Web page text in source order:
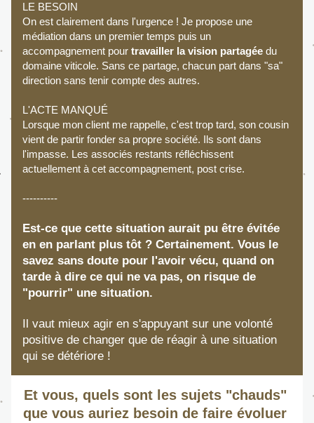
LE BESOIN
On est clairement dans l'urgence ! Je propose une
médiation dans un premier temps puis un
accompagnement pour travailler la vision partagée du
domaine viticole. Sans ce partage, chacun part dans "sa"
direction sans tenir compte des autres.
L'ACTE MANQUÉ
Lorsque mon client me rappelle, c'est trop tard, son cousin
vient de partir fonder sa propre société. Ils sont dans
l'impasse. Les associés restants réfléchissent
actuellement à cet accompagnement, post crise.
----------
Est-ce que cette situation aurait pu être évitée
en en parlant plus tôt ? Certainement. Vous le
savez sans doute pour l'avoir vécu, quand on
tarde à dire ce qui ne va pas, on risque de
"pourrir" une situation.
Il vaut mieux agir en s'appuyant sur une volonté
positive de changer que de réagir à une situation
qui se détériore !
Et vous, quels sont les sujets "chauds"
que vous auriez besoin de faire évoluer